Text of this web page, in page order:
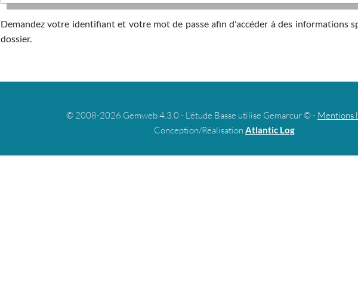
Demandez votre identifiant et votre mot de passe afin d'accéder à des informations
dossier.
© 2008-2026 Gemweb 4.3.0 - L'étude Basse utilise Gemarcur © - Mentions
Conception/Réalisation Atlantic Log